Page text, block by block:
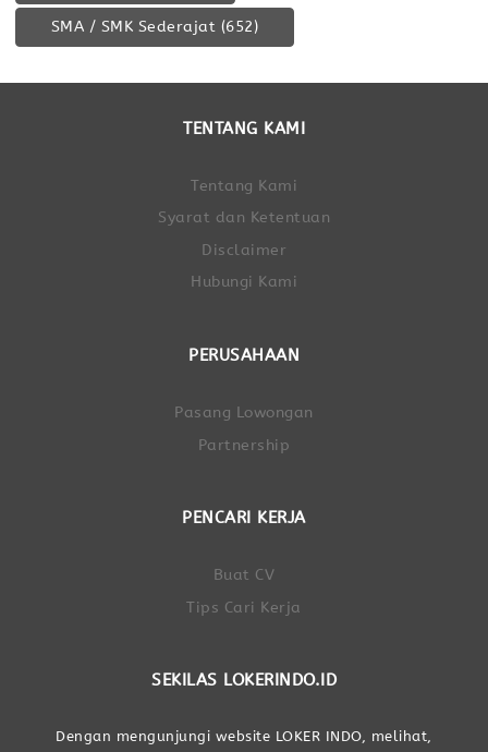
SMA / SMK Sederajat (652)
TENTANG KAMI
Tentang Kami
Syarat dan Ketentuan
Disclaimer
Hubungi Kami
PERUSAHAAN
Pasang Lowongan
Partnership
PENCARI KERJA
Buat CV
Tips Cari Kerja
SEKILAS LOKERINDO.ID
Dengan mengunjungi website LOKER INDO, melihat,